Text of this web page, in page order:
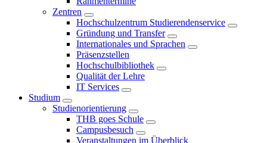
Zentren
Hochschulzentrum Studierendenservice
Gründung und Transfer
Internationales und Sprachen
Präsenzstellen
Hochschulbibliothek
Qualität der Lehre
IT Services
Studium
Studienorientierung
THB goes Schule
Campusbesuch
Veranstaltungen im Überblick